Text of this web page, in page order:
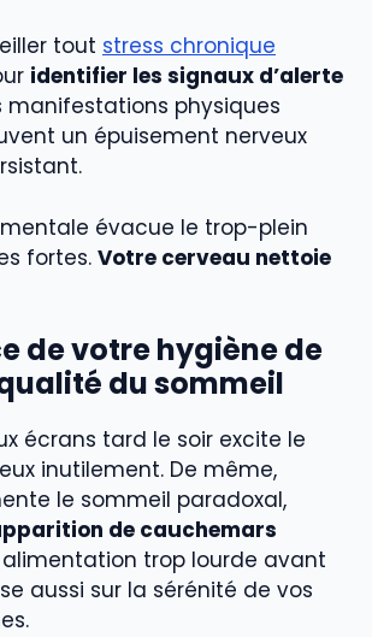
tout stress chronique
identifier les signaux d’alerte
manifestations physiques
un épuisement nerveux
évacue le trop-plein
fortes. Votre cerveau nettoie
de votre hygiène de
du sommeil
écrans tard le soir excite le
inutilement. De même,
le sommeil paradoxal,
de cauchemars
alimentation trop lourde avant
aussi sur la sérénité de vos